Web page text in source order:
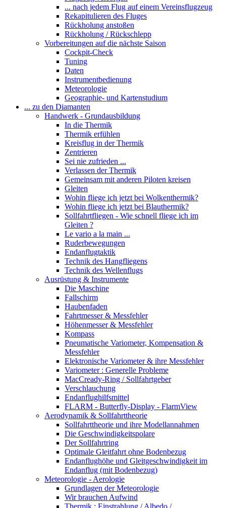
... nach jedem Flug auf einem Vereinsflugzeug
Rekapitulieren des Fluges
Rückholung anstoßen
Rückholung / Rückschlepp
Vorbereitungen auf die nächste Saison
Cockpit-Check
Tuning
Daten
Instrumentbedienung
Meteorologie
Geographie- und Kartenstudium
... zu den Diamanten
Handwerk - Grundausbildung
In die Thermik
Thermik erfühlen
Kreisflug in der Thermik
Zentrieren
Sei nie zufrieden ...
Verlassen der Thermik
Gemeinsam mit anderen Piloten kreisen
Gleiten
Wohin fliege ich jetzt bei Wolkenthermik?
Wohin fliege ich jetzt bei Blauthermik?
Sollfahrtfliegen - Wie schnell fliege ich im
Gleiten ?
Le vario a la main ...
Ruderbewegungen
Endanflugtaktik
Technik des Hangfliegens
Technik des Wellenflugs
Ausrüstung & Instrumente
Die Maschine
Fallschirm
Haubenfaden
Fahrtmesser & Messfehler
Höhenmesser & Messfehler
Kompass
Pneumatische Variometer, Kompensation &
Messfehler
Elektronische Variometer & ihre Messfehler
Variometer : Generelle Probleme
MacCready-Ring / Sollfahrtgeber
Verschlauchung
Endanflughilfsmittel
FLARM - Butterfly-Display - FlarmView
Aerodynamik & Sollfahrttheorie
Sollfahrttheorie und ihre Modellannahmen
Die Geschwindigkeitspolare
Der Sollfahrtring
Optimale Gleitfahrt ohne Bodenbezug
Endanflughöhe und Gleitgeschwindigkeit im
Endanflug (mit Bodenbezug)
Meteorologie - Aerologie
Grundlagen der Meteorologie
Wir brauchen Aufwind
Thermik : Einstrahlung / Albedo /